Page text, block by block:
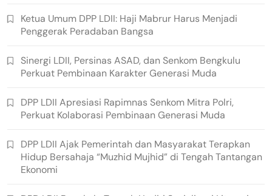
Ketua Umum DPP LDII: Haji Mabrur Harus Menjadi
Penggerak Peradaban Bangsa
Sinergi LDII, Persinas ASAD, dan Senkom Bengkulu
Perkuat Pembinaan Karakter Generasi Muda
DPP LDII Apresiasi Rapimnas Senkom Mitra Polri,
Perkuat Kolaborasi Pembinaan Generasi Muda
DPP LDII Ajak Pemerintah dan Masyarakat Terapkan
Hidup Bersahaja “Muzhid Mujhid” di Tengah Tantangan
Ekonomi